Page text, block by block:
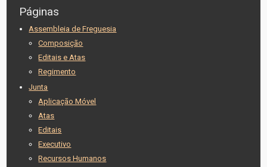
Páginas
Assembleia de Freguesia
Composição
Editais e Atas
Regimento
Junta
Aplicação Móvel
Atas
Editais
Executivo
Recursos Humanos